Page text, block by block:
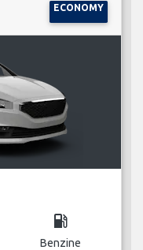
ECONOMY
local_gas_station
Benzine